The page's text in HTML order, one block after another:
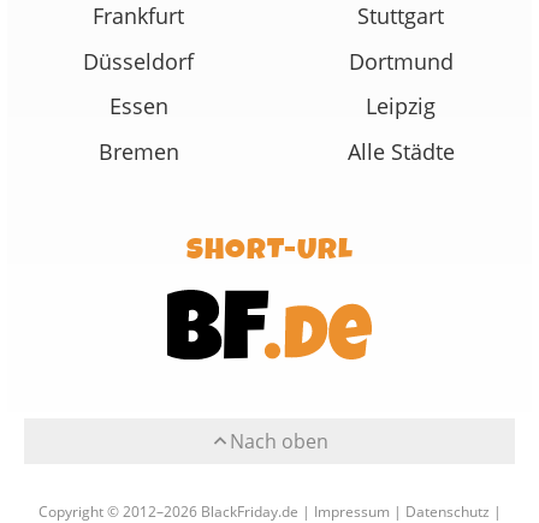
Frankfurt
Stuttgart
Düsseldorf
Dortmund
Essen
Leipzig
Bremen
Alle Städte
SHORT-URL
Nach oben
Copyright © 2012–2026 BlackFriday.de | Impressum | Datenschutz |